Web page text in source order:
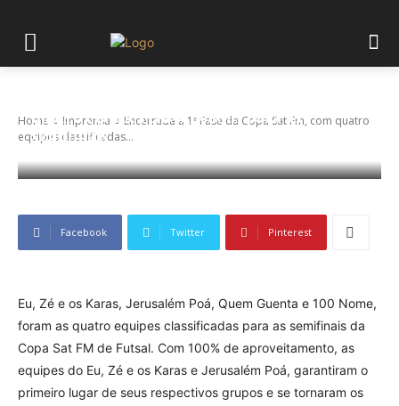
Home Imprensa
Encerrada a 1ª Fase da Copa Sat Fm, com quatro
equipes classificadas...
quatro equipes classificadas para as
semifinais
Facebook Twitter Pinterest
Eu, Zé e os Karas, Jerusalém Poá, Quem Guenta e 100 Nome,
foram as quatro equipes classificadas para as semifinais da
Copa Sat FM de Futsal. Com 100% de aproveitamento, as
equipes do Eu, Zé e os Karas e Jerusalém Poá, garantiram o
primeiro lugar de seus respectivos grupos e se tornaram os